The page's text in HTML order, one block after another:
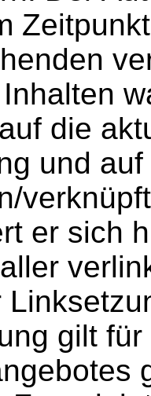
die
und
er sich
gilt